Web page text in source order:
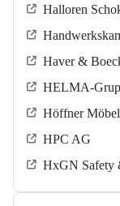
Halloren
Haver &
HELMA-
Höffner
HPC AG
HxGN Safety